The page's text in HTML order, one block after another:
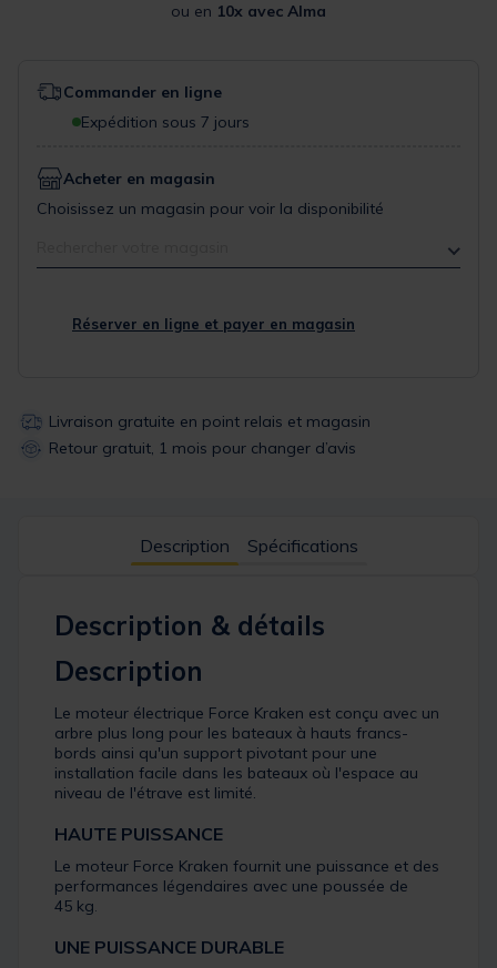
ou en 10x avec Alma
Commander en ligne
Expédition sous 7 jours
Acheter en magasin
Choisissez un magasin pour voir la disponibilité
Réserver en ligne et payer en magasin
Livraison gratuite en point relais et magasin
Retour gratuit, 1 mois pour changer d’avis
Description Spécifications
Description & détails
Description
Le moteur électrique Force Kraken est conçu avec un
arbre plus long pour les bateaux à hauts francs-
bords ainsi qu'un support pivotant pour une
installation facile dans les bateaux où l'espace au
niveau de l'étrave est limité.
HAUTE PUISSANCE
Le moteur Force Kraken fournit une puissance et des
performances légendaires avec une poussée de
45 kg.
UNE PUISSANCE DURABLE